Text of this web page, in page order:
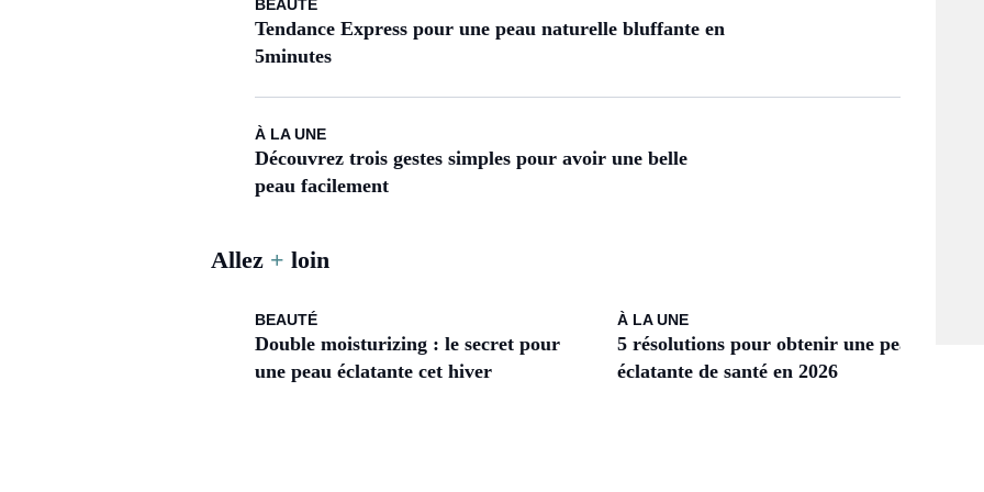
BEAUTÉ
Tendance Express pour une peau naturelle bluffante en
5minutes
À LA UNE
Découvrez trois gestes simples pour avoir une belle
peau facilement
Allez + loin
BEAUTÉ
Double moisturizing : le secret pour
une peau éclatante cet hiver
À LA UNE
5 résolutions pour obtenir une peau
éclatante de santé en 2026